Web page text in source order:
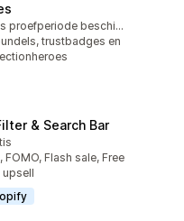
totaal
Gratis proefperiode beschikbaar
trustbadges en
& Search Bar
totaal
Flash sale, Free